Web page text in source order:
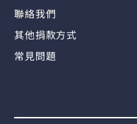
聯絡我們
其他捐款方式
常見問題